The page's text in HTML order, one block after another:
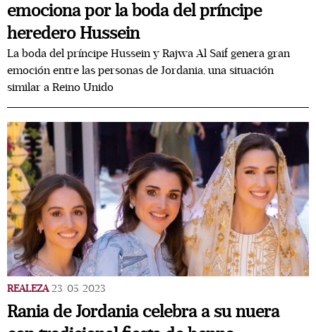
emociona por la boda del príncipe
heredero Hussein
La boda del príncipe Hussein y Rajwa Al Saif genera gran
emoción entre las personas de Jordania, una situación
similar a Reino Unido
REALEZA 23/05/2023
Rania de Jordania celebra a su nuera